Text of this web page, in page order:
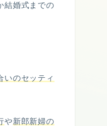
結婚式までの
いのセッティ
や新郎新婦の